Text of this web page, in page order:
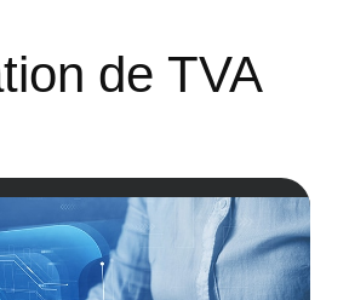
de TVA